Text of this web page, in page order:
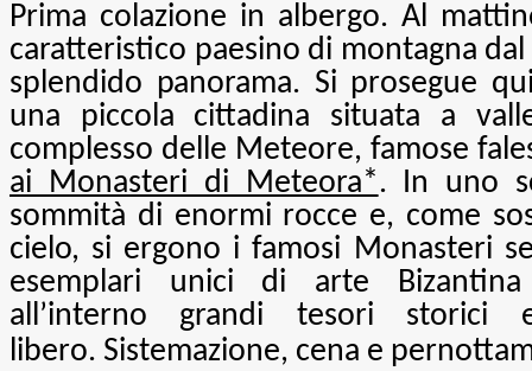
Prima colazione in albergo. Al
caratteristico paesino di montagna
splendido panorama. Si prosegue
una piccola cittadina situata a
complesso delle Meteore, famose
ai Monasteri di Meteora*. In uno
sommità di enormi rocce e, come
cielo, si ergono i famosi Monasteri
esemplari unici di arte Bizantina
all’interno grandi tesori
libero. Sistemazione, cena e